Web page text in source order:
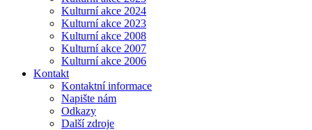
Kulturní akce 2024
Kulturní akce 2023
Kulturní akce 2008
Kulturní akce 2007
Kulturní akce 2006
Kontakt
Kontaktní informace
Napište nám
Odkazy
Další zdroje